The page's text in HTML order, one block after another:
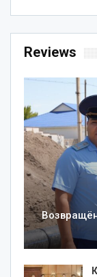
Reviews